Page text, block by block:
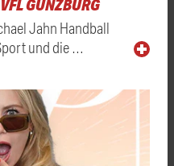
GÜNZBURG
Jahn Handball
und die …